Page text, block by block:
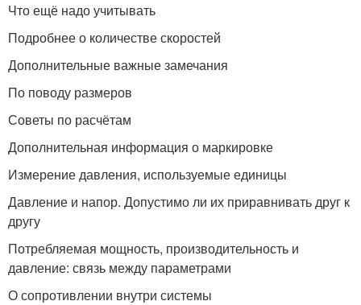
Что ещё надо учитывать
Подробнее о количестве скоростей
Дополнительные важные замечания
По поводу размеров
Советы по расчётам
Дополнительная информация о маркировке
Измерение давления, используемые единицы
Давление и напор. Допустимо ли их приравнивать друг к
другу
Потребляемая мощность, производительность и
давление: связь между параметрами
О сопротивлении внутри системы